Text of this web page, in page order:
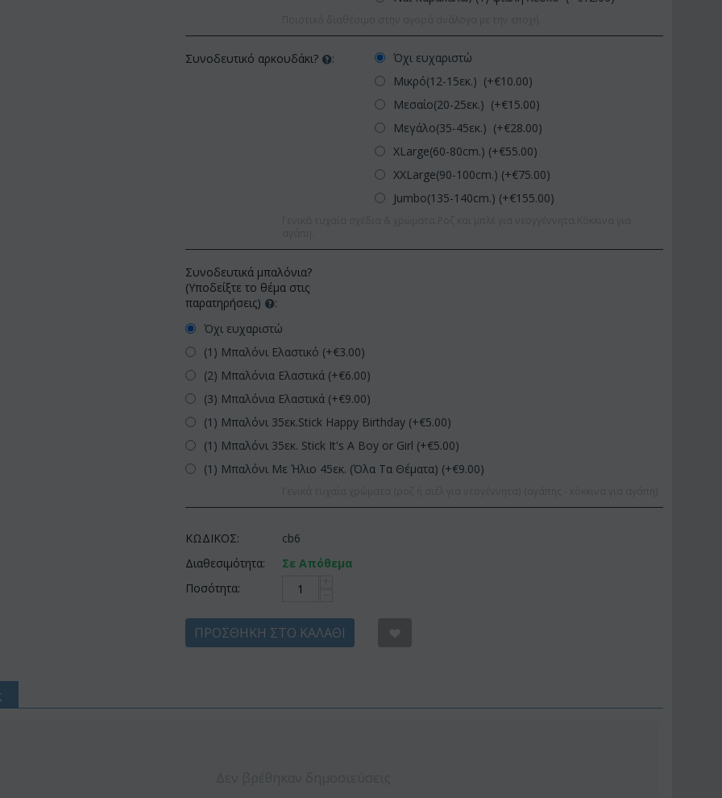
Συνοδευτικό αρκουδάκι? :
Όχι ευχαριστώ
Μικρό(12-15εκ.) (+€10.00)
Μεσαίο(20-25εκ.) (+€15.00)
Μεγάλο(35-45εκ.) (+€28.00)
XLarge(60-80cm.) (+€55.00)
XXLarge(90-100cm.) (+€75.00)
Jumbo(135-140cm.) (+€155.00)
Συνοδευτικά μπαλόνια?
(Υποδείξτε το θέμα στις
παρατηρήσεις)
:
Όχι ευχαριστώ
(1) Μπαλόνι Ελαστικό (+€3.00)
(2) Μπαλόνια Ελαστικά (+€6.00)
(3) Μπαλόνια Ελαστικά (+€9.00)
(1) Μπαλόνι 35εκ.Stick Happy Birthday (+€5.00)
(1) Μπαλόνι 35εκ. Stick It's A Boy or Girl (+€5.00)
(1) Μπαλόνι Με Ήλιο 45εκ. (Όλα Τα Θέματα) (+€9.00)
ΚΩΔΙΚΟΣ:
cb6
Διαθεσιμότητα:
Σε Απόθεμα
Ποσότητα:
ΠΡΟΣΘΉΚΗ ΣΤΟ ΚΑΛΆΘΙ